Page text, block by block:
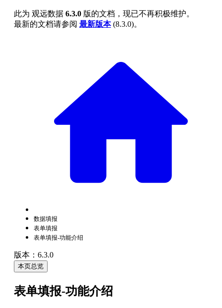
此为 观远数据 6.3.0 版的文档，现已不再积极维护。
最新的文档请参阅 最新版本(8.3.0)。
数据填报
表单填报
表单填报-功能介绍
版本：6.3.0
本页总览
表单填报-功能介绍